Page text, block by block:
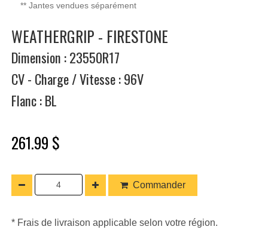
** Jantes vendues séparément
WEATHERGRIP - FIRESTONE
Dimension : 23550R17
CV - Charge / Vitesse : 96V
Flanc : BL
261.99 $
Commander
* Frais de livraison applicable selon votre région.